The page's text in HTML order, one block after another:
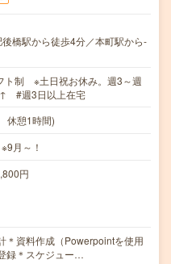
橋駅から徒歩4分／本町駅から-
制 ※土日祝お休み。週3～週
#週3日以上在宅
休憩1時間)
月～！
円
＊資料作成（Powerpointを使用
録＊スケジュー…